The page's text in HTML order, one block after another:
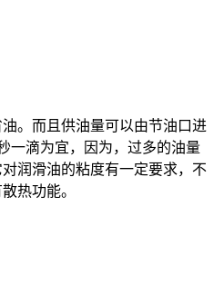
而且供油量可以由节油口进
一滴为宜，因为，过多的油量
润滑油的粘度有一定要求，不
热功能。